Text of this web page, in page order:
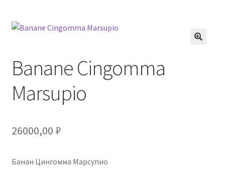
Заказать доставку корма из Германии
Контакты
Корзина
Отзывы
Banane Cingomma
Marsupio
26000,00 ₽
Банан Цингомма Марсупио